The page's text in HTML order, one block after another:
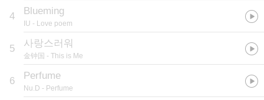
4 Blueming
IU - Love poem
5 사랑스러워
金钟国 - This is Me
6 Perfume
Nu.D - Perfume